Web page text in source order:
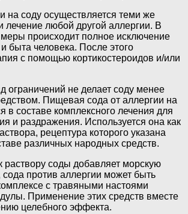
на соду осуществляется теми же
лечение любой другой аллергии. В
меры происходит полное исключение
быта человека. После этого
с помощью кортикостероидов и/или
ограничений не делает соду менее
Пищевая сода от аллергии на
в составе комплексного лечения для
и раздражения. Используется она как
рецептура которого указана
различных народных средств.
раствору соды добавляет морскую
сода против аллергии может быть
с травяными настоями
Применение этих средств вместе
целебного эффекта.